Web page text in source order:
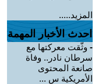
المزيد.....
احدث الأخبار المهمة
- وثّقت معركتها مع
سرطان نادر.. وفاة
صانعة المحتوى
الأمريكية س ...